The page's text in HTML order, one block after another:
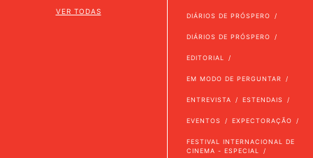
VER TODAS
DIÁRIOS DE PRÓSPERO
DIÁRIOS DE PRÓSPERO
EDITORIAL
EM MODO DE PERGUNTAR
ENTREVISTA ESTENDAIS
EVENTOS EXPECTORAÇÃO
FESTIVAL INTERNACIONAL DE
CINEMA - ESPECIAL